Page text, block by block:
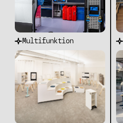
Multifunktion